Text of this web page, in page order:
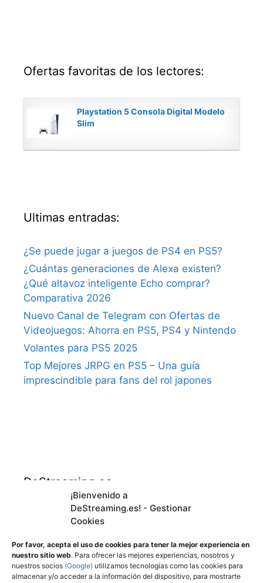
¡Bienvenido a
DeStreaming.es! - Gestionar
Cookies
Por favor, acepta el uso de cookies para tener la mejor experiencia en
nuestro sitio web. Para ofrecer las mejores experiencias, nosotros y
nuestros socios (Google) utilizamos tecnologías como las cookies para
almacenar y/o acceder a la información del dispositivo, para mostrarte
Ofertas favoritas de los lectores:
Playstation 5 Consola Digital Modelo
Slim
Ultimas entradas:
¿Se puede jugar a juegos de PS4 en PS5?
¿Cuántas generaciones de Alexa existen?
¿Qué altavoz inteligente Echo comprar?
Comparativa 2026
Nuevo Canal de Telegram con Ofertas de
Videojuegos: Ahorra en PS5, PS4 y Nintendo
Volantes para PS5 2025
Top Mejores JRPG en PS5 – Una guía
imprescindible para fans del rol japones
DeStreaming.es
En calidad de afiliado de Amazon, obtengo
cumplen los requisitos aplicables.